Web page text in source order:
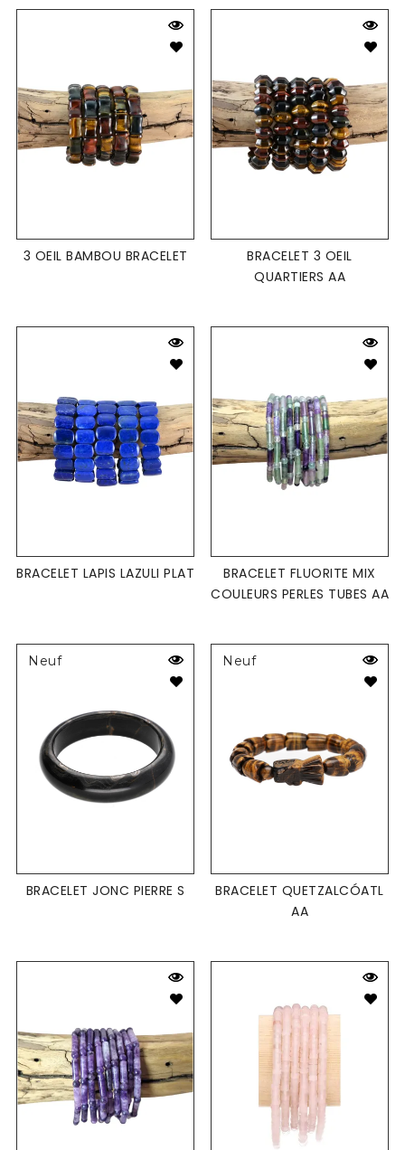
3 OEIL BAMBOU BRACELET
BRACELET 3 OEIL
QUARTIERS AA
BRACELET LAPIS LAZULI PLAT
BRACELET FLUORITE MIX
COULEURS PERLES TUBES AA
Neuf
BRACELET JONC PIERRE S
Neuf
BRACELET QUETZALCÓATL
AA